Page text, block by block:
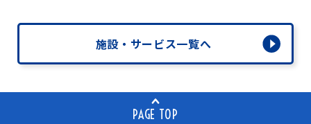
施設・サービス一覧へ
PAGE TOP